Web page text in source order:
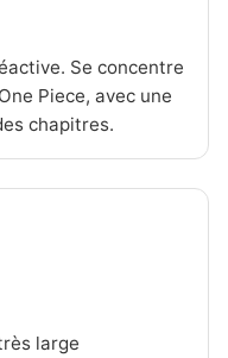
Se concentre
Piece, avec une
chapitres.
large